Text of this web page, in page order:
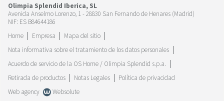
Olimpia Splendid Iberica, SL
Avenida Anselmo Lorenzo, 1 - 28830 San Fernando de Henares (Madrid)
NIF: ES B84644186
Home
Empresa
Mapa del sitio
Nota informativa sobre el tratamiento de los datos personales
Acuerdo de servicio de la OS Home / Olimpia Splendid s.p.a.
Retirada de productos
Notas Legales
Política de privacidad
Web agency
Websolute